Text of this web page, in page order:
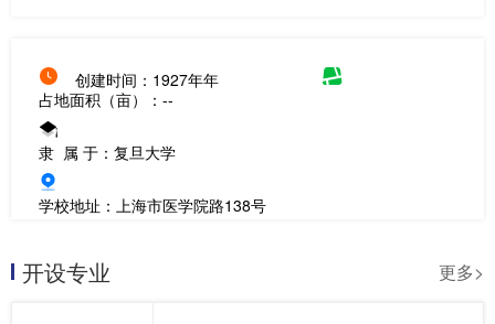
创建时间：1927年年
占地面积（亩）：--
隶 属 于：复旦大学
学校地址：上海市医学院路138号
开设专业 更多>